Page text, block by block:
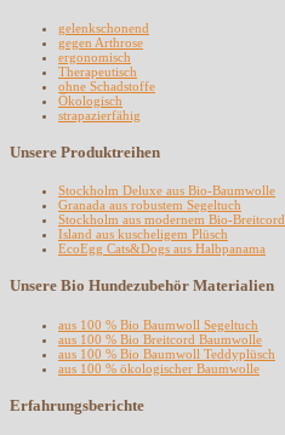
gelenkschonend
gegen Arthrose
ergonomisch
Therapeutisch
ohne Schadstoffe
Ökologisch
strapazierfähig
Unsere Produktreihen
Stockholm Deluxe aus Bio-Baumwolle
Granada aus robustem Segeltuch
Stockholm aus modernem Bio-Breitcord
Island aus kuscheligem Plüsch
EcoEgg Cats&Dogs aus Halbpanama
Unsere Bio Hundezubehör Materialien
aus 100 % Bio Baumwoll Segeltuch
aus 100 % Bio Breitcord Baumwolle
aus 100 % Bio Baumwoll Teddyplüsch
aus 100 % ökologischer Baumwolle
Erfahrungsberichte